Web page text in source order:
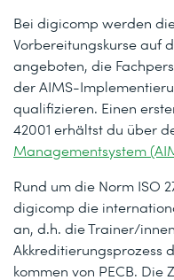
Bei digicomp werden
Vorbereitungskurse auf
angeboten, die
der AIMS-
qualifizieren. Einen
42001 erhältst du über
Managementsystem
Rund um die Norm ISO
digicomp die
an, d.h. die Trainer/
Akkreditierungsprozess
kommen von PECB.